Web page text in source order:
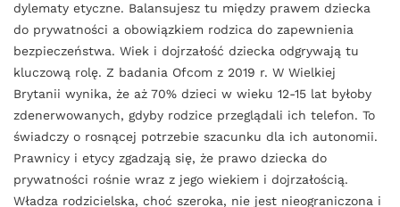
dylematy etyczne. Balansujesz tu między prawem dziecka
do prywatności a obowiązkiem rodzica do zapewnienia
bezpieczeństwa. Wiek i dojrzałość dziecka odgrywają tu
kluczową rolę. Z badania Ofcom z 2019 r. W Wielkiej
Brytanii wynika, że aż 70% dzieci w wieku 12-15 lat byłoby
zdenerwowanych, gdyby rodzice przeglądali ich telefon. To
świadczy o rosnącej potrzebie szacunku dla ich autonomii.
Prawnicy i etycy zgadzają się, że prawo dziecka do
prywatności rośnie wraz z jego wiekiem i dojrzałością.
Władza rodzicielska, choć szeroka, nie jest nieograniczona i